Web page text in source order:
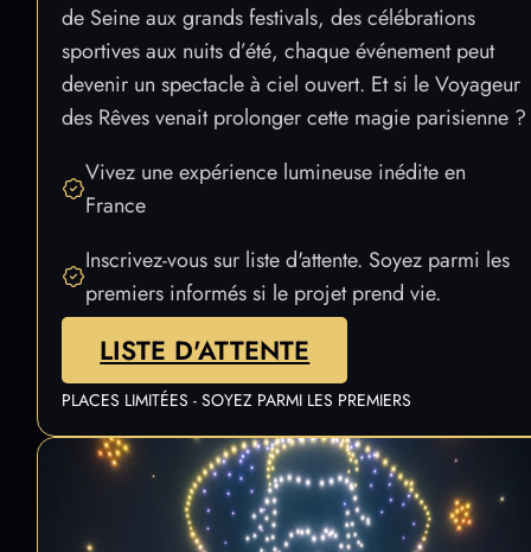
À Paris, la lumière fait partie du décor. Des quais
de Seine aux grands festivals, des célébrations
sportives aux nuits d’été, chaque événement peut
des Rêves venait prolonger cette magie parisienne ?
France
Inscrivez-vous sur liste d'attente. Soyez parmi les
premiers informés si le projet prend vie.
LISTE D'ATTENTE
PLACES LIMITÉES - SOYEZ PARMI LES PREMIERS